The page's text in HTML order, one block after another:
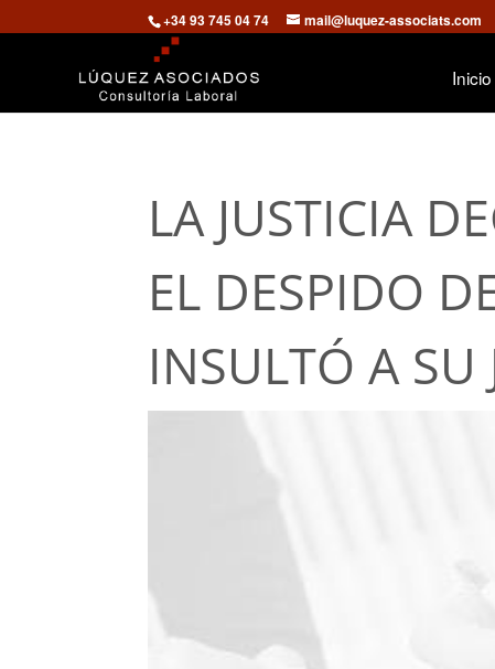
+34 93 745 04 74 mail@luquez-associats.com
Inicio
LA JUSTICIA
EL DESPIDO
INSULTÓ A SU